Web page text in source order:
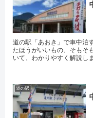
道の駅「あおき」で車中泊
たほうがいいもの、そもそ
いて、わかりやすく解説し
道の駅